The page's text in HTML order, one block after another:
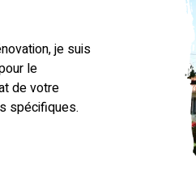
je suis
le
de votre
spécifiques.